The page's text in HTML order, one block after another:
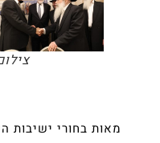
מאות בחורי ישיבות